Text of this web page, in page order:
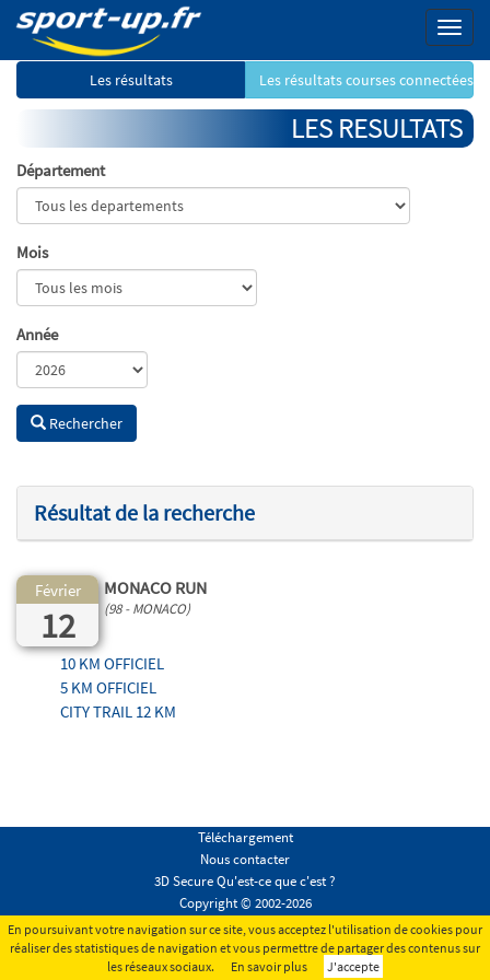
Menu
Les résultats Les résultats courses connectées
LES RESULTATS
Département
Mois
Année
Rechercher
Résultat de la recherche
Février
12
MONACO RUN
(98 - MONACO)
10 KM OFFICIEL
5 KM OFFICIEL
CITY TRAIL 12 KM
Téléchargement
Nous contacter
3D Secure Qu'est-ce que c'est ?
Copyright © 2002-2026
Conditions générales
Mentions légales
Tous droits réservés
En poursuivant votre navigation sur ce site, vous acceptez l'utilisation de cookies pour
réaliser des statistiques de navigation et vous permettre de partager des contenus sur
les réseaux sociaux.
En savoir plus J'accepte